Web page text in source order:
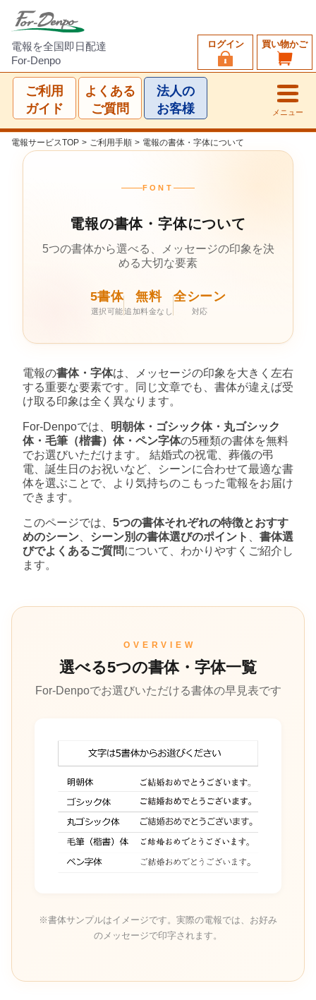
電報を全国即日配達
For-Denpo
買い物かご
ログイン
ご利用
ガイド
よくある
ご質問
法人の
お客様
メニュー
電報サービスTOP > ご利用手順 > 電報の書体・字体について
FONT
電報の書体・字体について
5つの書体から選べる、メッセージの印象を決
める大切な要素
5書体
選択可能
無料
追加料金なし
全シーン
対応
電報の書体・字体は、メッセージの印象を大きく左右
する重要な要素です。同じ文章でも、書体が違えば受
け取る印象は全く異なります。
For-Denpoでは、 明朝体・ゴシック体・丸ゴシック
体・毛筆（楷書）体・ペン字体の5種類の書体を無料
でお選びいただけます。 結婚式の祝電、葬儀の弔
電、誕生日のお祝いなど、シーンに合わせて最適な書
体を選ぶことで、より気持ちのこもった電報をお届け
できます。
このページでは、 5つの書体それぞれの特徴とおすす
めのシーン
シーン別の書体選びのポイント
書体選
びでよくあるご質問について、わかりやすくご紹介し
ます。
OVERVIEW
選べる5つの書体・字体一覧
For-Denpoでお選びいただける書体の早見表です
※書体サンプルはイメージです。実際の電報では、お好み
のメッセージで印字されます。